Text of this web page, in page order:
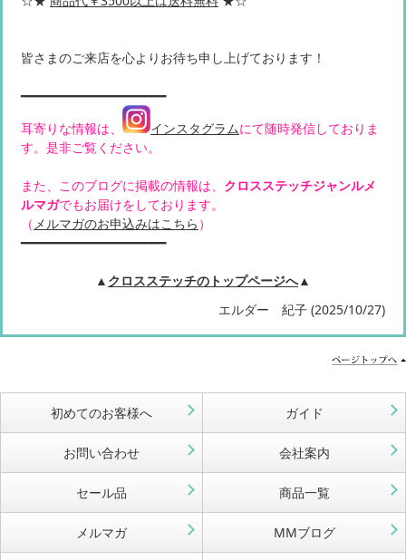
皆さまのご来店を心よりお待ち申し上げております！
━━━━━━━━━━━━━━━━━━━━
耳寄りな情報は、
インスタグラムにて随時発信しておりま
す。是非ご覧ください。
また、このブログに掲載の情報は、 クロスステッチジャンルメ
ルマガでもお届けをしております。
（ メルマガのお申込みはこちら ）
━━━━━━━━━━━━━━━━━━━━
▲ クロスステッチのトップページへ▲
エルダー 紀子 (2025/10/27)
初めてのお客様へ ガイド
お問い合わせ 会社案内
セール品 商品一覧
メルマガ MMブログ